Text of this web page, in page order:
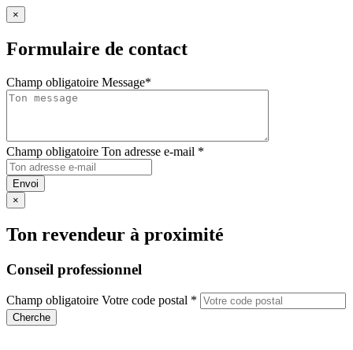
×
Formulaire de contact
Champ obligatoire Message*
Champ obligatoire Ton adresse e-mail *
Envoi
×
Ton revendeur à proximité
Conseil professionnel
Champ obligatoire Votre code postal *
Cherche